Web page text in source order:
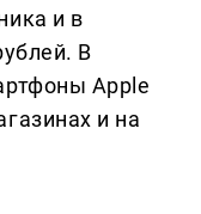
и в
В
Apple
и на